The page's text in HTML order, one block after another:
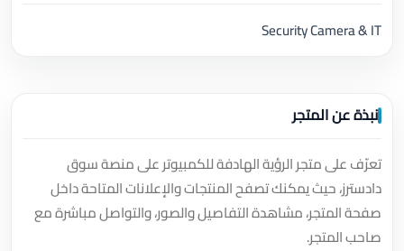
Security Camera & IT
نبذة عن المتجر
تعرّف على متجر الرؤية الهادفة للكمبيوتر على منصة سوق
دادسترز، حيث يمكنك تصفح المنتجات والإعلانات المتاحة داخل
صفحة المتجر، مشاهدة التفاصيل والصور، والتواصل مباشرة مع
صاحب المتجر.